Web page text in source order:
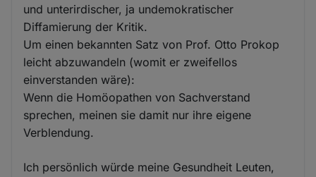
und unterirdischer, ja undemokratischer
Diffamierung der Kritik.
Um einen bekannten Satz von Prof. Otto Prokop
leicht abzuwandeln (womit er zweifellos
einverstanden wäre):
Wenn die Homöopathen von Sachverstand
sprechen, meinen sie damit nur ihre eigene
Verblendung.
Ich persönlich würde meine Gesundheit Leuten,